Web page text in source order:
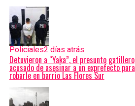
Policiales2 días atrás
Detuvieron a “Yaka”, el presunto gatillero
acusado de asesinar a un exprefecto para
robarle en barrio Las Flores Sur